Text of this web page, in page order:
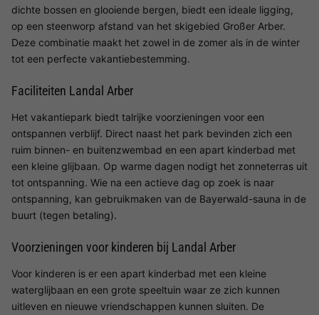
dichte bossen en glooiende bergen, biedt een ideale ligging,
op een steenworp afstand van het skigebied Großer Arber.
Deze combinatie maakt het zowel in de zomer als in de winter
tot een perfecte vakantiebestemming.
Faciliteiten Landal Arber
Het vakantiepark biedt talrijke voorzieningen voor een
ontspannen verblijf. Direct naast het park bevinden zich een
ruim binnen- en buitenzwembad en een apart kinderbad met
een kleine glijbaan. Op warme dagen nodigt het zonneterras uit
tot ontspanning. Wie na een actieve dag op zoek is naar
ontspanning, kan gebruikmaken van de Bayerwald-sauna in de
buurt (tegen betaling).
Voorzieningen voor kinderen bij Landal Arber
Voor kinderen is er een apart kinderbad met een kleine
waterglijbaan en een grote speeltuin waar ze zich kunnen
uitleven en nieuwe vriendschappen kunnen sluiten. De